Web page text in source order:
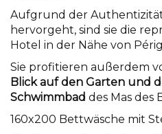
Aufgrund der
hervorgeht, sind sie die
Hotel in der Nähe von
Sie profitieren außerdem
Blick auf den Garten und
Schwimmbad des Mas des
160x200 Bettwäsche mit